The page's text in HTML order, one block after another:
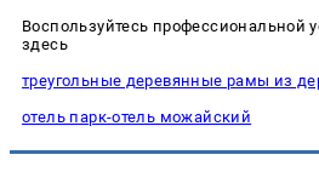
Воспользуйтесь профессиональной
здесь
треугольные деревянные рамы из
отель парк-отель можайский